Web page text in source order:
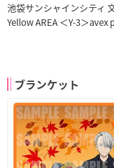
池袋サンシャインシティ
Yellow AREA ＜Y-3＞avex
ブランケット